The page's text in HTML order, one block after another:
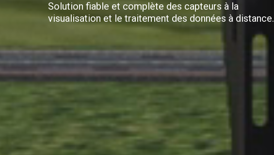
Solution fiable et complète des capteurs à la
visualisation et le traitement des données à distance.